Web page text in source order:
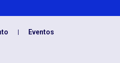
Eventos